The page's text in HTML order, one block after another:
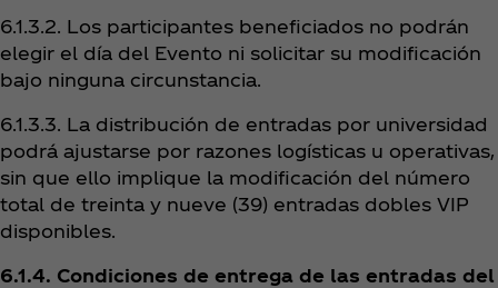
6.1.3.2. Los participantes beneficiados no podrán
elegir el día del Evento ni solicitar su modificación
bajo ninguna circunstancia.
6.1.3.3. La distribución de entradas por universidad
podrá ajustarse por razones logísticas u operativas,
sin que ello implique la modificación del número
total de treinta y nueve (39) entradas dobles VIP
disponibles.
6.1.4. Condiciones de entrega de las entradas del